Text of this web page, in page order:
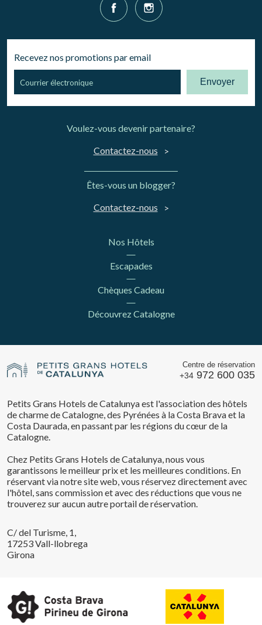
Recevez nos promotions par email
Envoyer
Voulez-vous devenir partenaire?
Contactez-nous
Êtes-vous un blogger?
Contactez-nous
Nos Hôtels
Escapades
Chèques Cadeau
Découvrez Catalogne
Centre de réservation
+34 972 600 035
Petits Grans Hotels de Catalunya est l'association des hôtels
de charme de Catalogne, des Pyrénées à la Costa Brava et la
Costa Daurada, en passant par les régions du cœur de la
Catalogne.
Chez Petits Grans Hotels de Catalunya, nous vous
garantissons le meilleur prix et les meilleures conditions. En
réservant via notre site web, vous réservez directement avec
l'hôtel, sans commission et avec des réductions que vous ne
trouverez sur aucun autre portail de réservation.
C/ del Turisme, 1,
17253 Vall-llobrega
Girona